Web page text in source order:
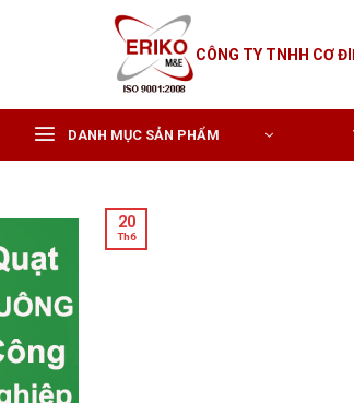
CÔNG TY TNHH CƠ
DANH MỤC SẢN PHẨM
20
Th6